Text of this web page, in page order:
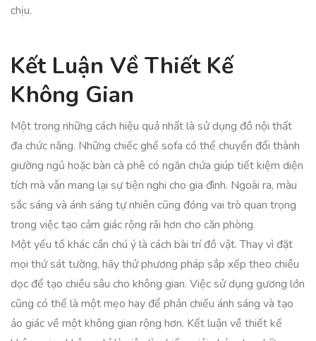
chịu.
Kết Luận Về Thiết Kế
Không Gian
Một trong những cách hiệu quả nhất là sử dụng đồ nội thất
đa chức năng. Những chiếc ghế sofa có thể chuyển đổi thành
giường ngủ hoặc bàn cà phê có ngăn chứa giúp tiết kiệm diện
tích mà vẫn mang lại sự tiện nghi cho gia đình. Ngoài ra, màu
sắc sáng và ánh sáng tự nhiên cũng đóng vai trò quan trọng
trong việc tạo cảm giác rộng rãi hơn cho căn phòng.
Một yếu tố khác cần chú ý là cách bài trí đồ vật. Thay vì đặt
mọi thứ sát tường, hãy thử phương pháp sắp xếp theo chiều
dọc để tạo chiều sâu cho không gian. Việc sử dụng gương lớn
cũng có thể là một mẹo hay để phản chiếu ánh sáng và tạo
ảo giác về một không gian rộng hơn. Kết luận về thiết kế